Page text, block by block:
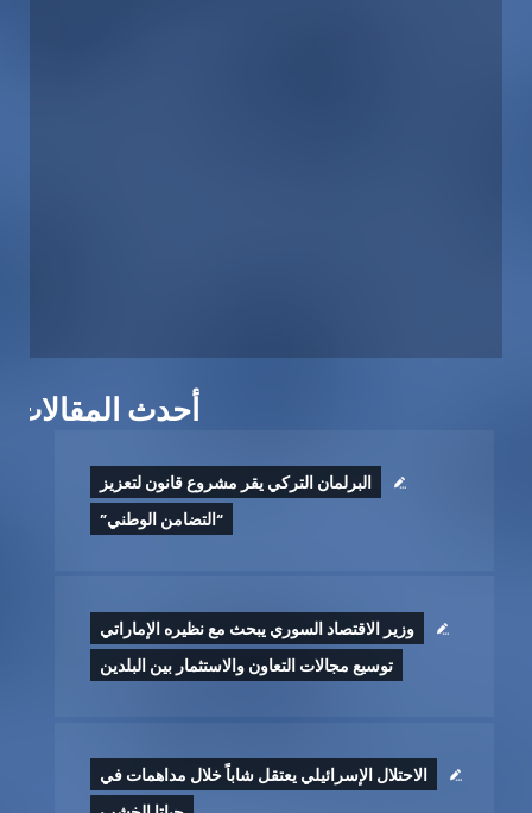
أحدث المقالات
البرلمان التركي يقر مشروع قانون لتعزيز
“التضامن الوطني”
وزير الاقتصاد السوري يبحث مع نظيره الإماراتي
توسيع مجالات التعاون والاستثمار بين البلدين
الاحتلال الإسرائيلي يعتقل شاباً خلال مداهمات في